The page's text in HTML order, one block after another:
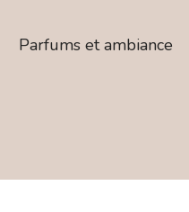
Parfums et ambiance